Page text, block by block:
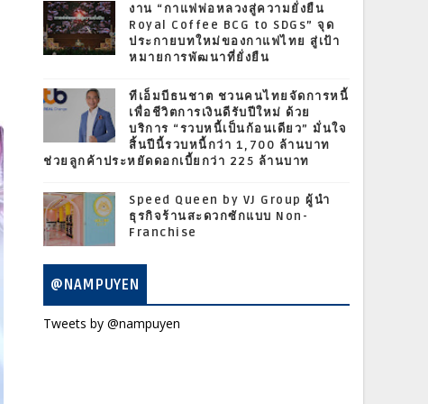
งาน “กาแฟพ่อหลวงสู่ความยั่งยืน
Royal Coffee BCG to SDGs” จุด
ประกายบทใหม่ของกาแฟไทย สู่เป้า
หมายการพัฒนาที่ยั่งยืน
ทีเอ็มบีธนชาต ชวนคนไทยจัดการหนี้
เพื่อชีวิตการเงินดีรับปีใหม่ ด้วย
บริการ “รวบหนี้เป็นก้อนเดียว” มั่นใจ
สิ้นปีนี้รวบหนี้กว่า 1,700 ล้านบาท
ช่วยลูกค้าประหยัดดอกเบี้ยกว่า 225 ล้านบาท
Speed Queen by VJ Group ผู้นำ
ธุรกิจร้านสะดวกซักแบบ Non-
Franchise
@NAMPUYEN
Tweets by @nampuyen